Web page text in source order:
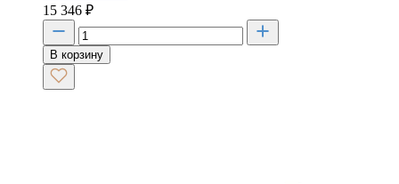
15 346 ₽
В корзину